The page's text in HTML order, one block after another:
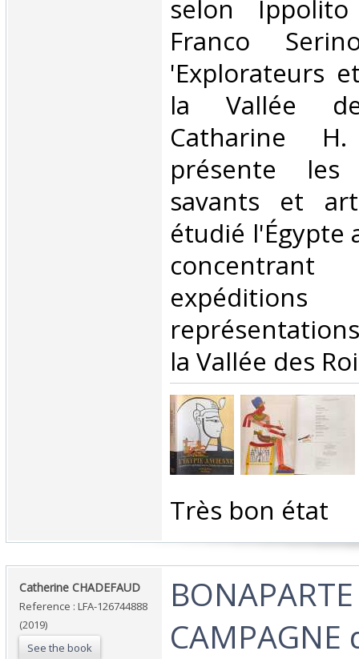
selon
Franco
'Explorateurs
la Vallée
Catharine
présente
savants et
étudié l'Égypte
la Vallée des
‎Très bon état‎
‎Catherine CHADEFAUD‎
Reference : LFA-126744888
(2019)
See the book
CAMPAGNE